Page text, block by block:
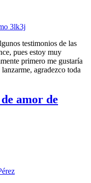
3lk3j
testimonios de las
pues estoy muy
primero me gustaría
agradezco toda
amor de